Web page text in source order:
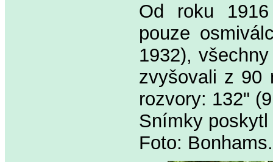
Od roku 1916
pouze
1932),
zvyšovali z 90
rozvory: 132"
Snímky
Foto: Bonhams.